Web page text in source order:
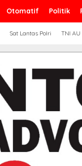
Otomatif Politik
Sat Lantas Polri TNI AU